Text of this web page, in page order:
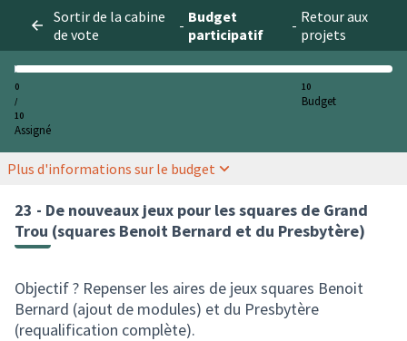
Sortir de la cabine
de vote
- Budget
participatif
- Retour aux
projets
0
/
10
Assigné
10
Budget
Plus d'informations sur le budget
23 - De nouveaux jeux pour les squares de Grand
Trou (squares Benoit Bernard et du Presbytère)
Objectif ? Repenser les aires de jeux squares Benoit
Bernard (ajout de modules) et du Presbytère
(requalification complète).